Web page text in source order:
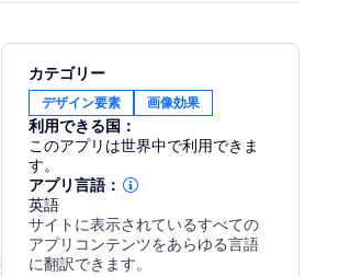
カテゴリー
デザイン要素 画像効果
利用できる国：
このアプリは世界中で利用できま
す。
アプリ言語：
英語
サイトに表示されているすべての
アプリコンテンツをあらゆる言語
に翻訳できます。